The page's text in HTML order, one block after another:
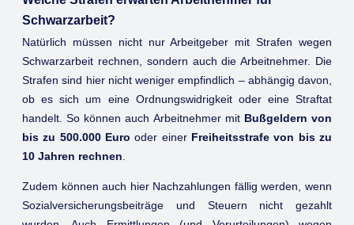
Schwarzarbeit?
Natürlich müssen nicht nur Arbeitgeber mit Strafen wegen
Schwarzarbeit rechnen, sondern auch die Arbeitnehmer. Die
Strafen sind hier nicht weniger empfindlich – abhängig davon,
ob es sich um eine Ordnungswidrigkeit oder eine Straftat
handelt. So können auch Arbeitnehmer mit Bußgeldern von
bis zu 500.000 Euro oder einer Freiheitsstrafe von bis zu
10 Jahren rechnen
Zudem können auch hier Nachzahlungen fällig werden, wenn
Sozialversicherungsbeiträge und Steuern nicht gezahlt